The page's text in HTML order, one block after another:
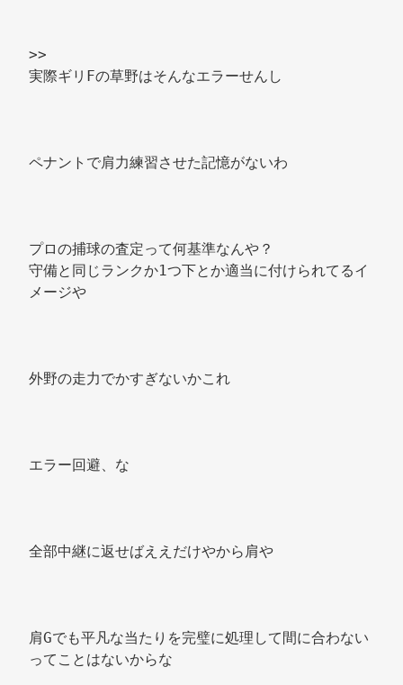
>>
実際ギリFの草野はそんなエラーせんし
ペナントで肩力練習させた記憶がないわ
プロの捕球の査定って何基準なんや？
守備と同じランクか1つ下とか適当に付けられてるイ
メージや
外野の走力でかすぎないかこれ
エラー回避、な
全部中継に返せばええだけやから肩や
肩Gでも平凡な当たりを完璧に処理して間に合わない
ってことはないからな